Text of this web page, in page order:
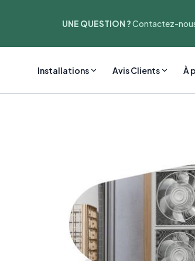
UNE QUESTION ?Contactez-
Installations Avis Clients À